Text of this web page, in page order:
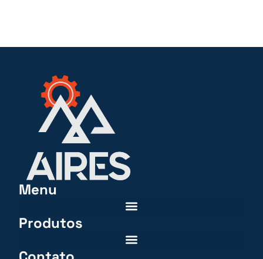
Menu
Produtos